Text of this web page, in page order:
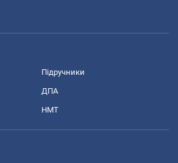
Підручники
ДПА
НМТ